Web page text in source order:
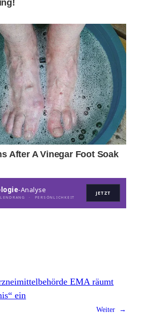
-Analyse
· PERSÖNLICHKEIT
JETZT
EMA räumt
ein
Weiter →